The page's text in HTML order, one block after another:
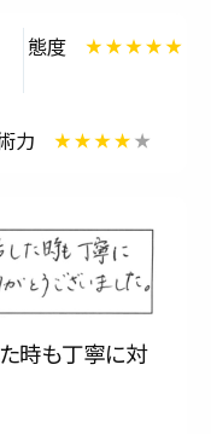
態度
力
時も丁寧に対